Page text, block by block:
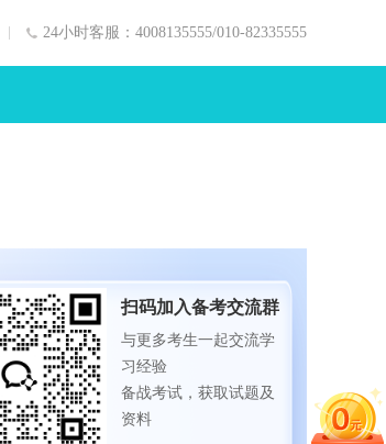
24小时客服：4008135555/010-82335555
扫码加入备考交流群
与更多考生一起交流学
习经验
备战考试，获取试题及
资料